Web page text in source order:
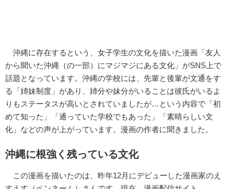
沖縄に存在するという、女子学生の文化を描いた漫画「友人
から聞いた沖縄（の一部）にマジマジにある文化」がSNS上で
話題となっています。沖縄の学校には、先輩と後輩が文通をす
る「姉妹制度」があり、姉分や妹分がいることは彼氏がいるよ
りもステータスが高いとされていましたが…という内容で「初
めて知った」「通っていた学校でもあった」「素晴らしい文
化」などの声が上がっています。漫画の作者に聞きました。
沖縄に根強く残っている文化
この漫画を描いたのは、昨年12月にデビューした漫画家のえ